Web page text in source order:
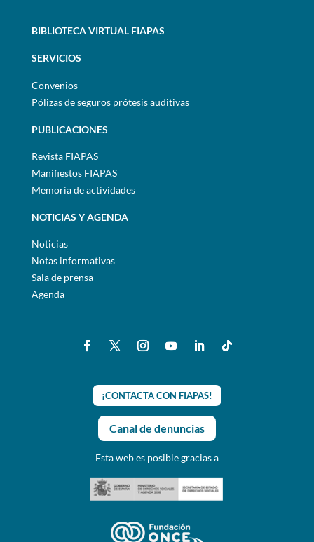
BIBLIOTECA VIRTUAL FIAPAS
SERVICIOS
Convenios
Pólizas de seguros prótesis auditivas
PUBLICACIONES
Revista FIAPAS
Manifiestos FIAPAS
Memoria de actividades
NOTICIAS Y AGENDA
Noticias
Notas informativas
Sala de prensa
Agenda
¡CONTACTA CON FIAPAS!
Canal de denuncias
Esta web es posible gracias a